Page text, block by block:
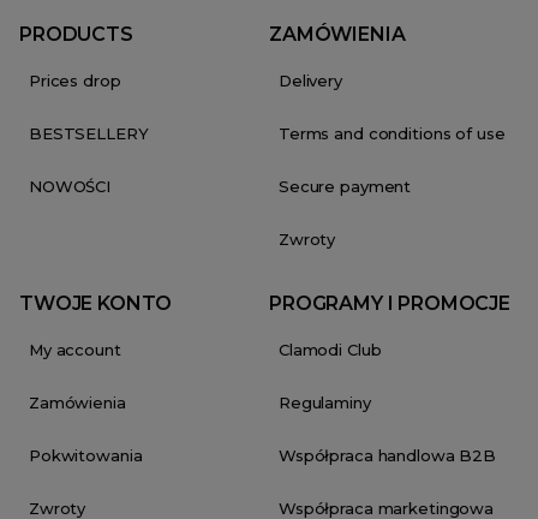
PRODUCTS
Prices drop
BESTSELLERY
NOWOŚCI
ZAMÓWIENIA
Delivery
Terms and conditions of use
Secure payment
Zwroty
TWOJE KONTO
My account
Zamówienia
Pokwitowania
Zwroty
PROGRAMY I PROMOCJE
Clamodi Club
Regulaminy
Współpraca handlowa B2B
Współpraca marketingowa